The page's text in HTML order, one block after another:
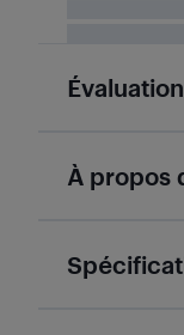
À propos